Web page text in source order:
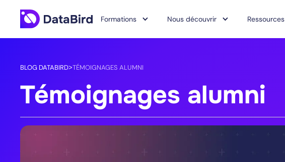
Formations Nous découvrir Ressources
BLOG DATABIRD>TÉMOIGNAGES ALUMNI
Témoignages alumni